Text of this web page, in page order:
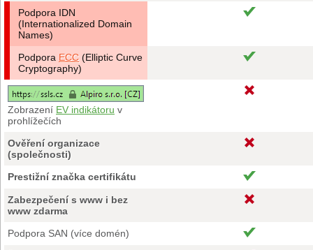
Podpora IDN
(Internationalized Domain
Names)
Podpora ECC (Elliptic Curve
Cryptography)
Zobrazení EV indikátoru v
prohlížečích
Ověření organizace
(společnosti)
Prestižní značka certifikátu
Zabezpečení s www i bez
www zdarma
Podpora SAN (více domén)